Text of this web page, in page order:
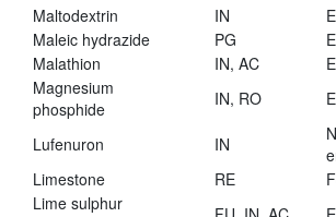
Maltodextrin
IN
Maleic hydrazide
PG
Malathion
IN, AC
Magnesium
phosphide
IN, RO
Lufenuron IN
Limestone
RE
Lime sulphur